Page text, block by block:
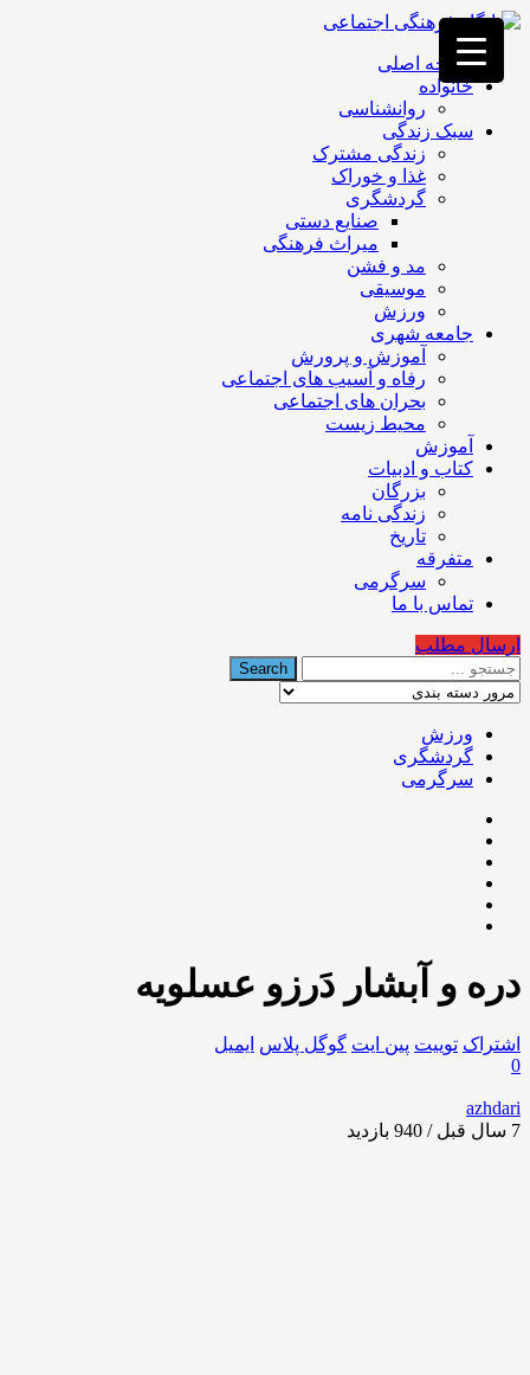
فصد
خون
غرب
تهران
خشکشویی
تصفیه
تهران
صفحه اصلی
خانواده
روانشناسی
سبک زندگی
زندگی مشترک
غذا و خوراک
گردشگری
صنایع دستی
میراث فرهنگی
مد و فشن
موسیقی
ورزش
جامعه شهری
آموزش و پرورش
رفاه و آسیب های اجتماعی
بحران های اجتماعی
محیط زیست
آموزش
کتاب و ادبیات
بزرگان
زندگی نامه
تاریخ
متفرقه
سرگرمی
تماس با ما
ارسال مطلب
ورزش
گردشگری
سرگرمی
دره و آبشار دَرزو عسلویه
اشتراک توییت پین ایت گوگل‌ پلاس ایمیل
0
azhdari
7 سال قبل / 940
بازدید